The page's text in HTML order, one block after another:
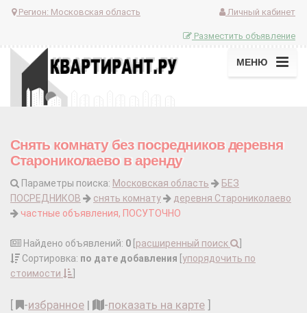
Регион: Московская область Личный кабинет
Разместить объявление
МЕНЮ
Снять комнату без посредников деревня
Старониколаево в аренду
Параметры поиска: Московская область
БЕЗ
ПОСРЕДНИКОВ
снять комнату
деревня Старониколаево
частные объявления, ПОСУТОЧНО
Найдено объявлений: 0 расширенный поиск
Сортировка: по дате добавления упорядочить по
стоимости
-избранное | -показать на карте